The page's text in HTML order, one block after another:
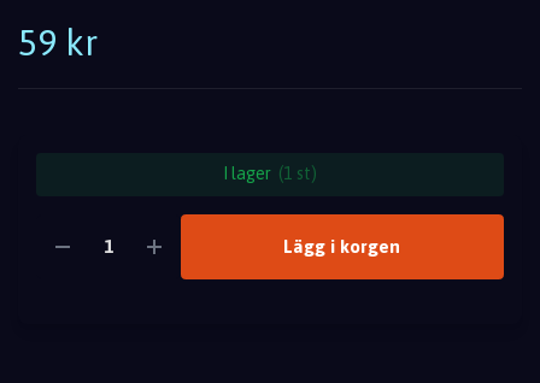
59 kr
I lager (1 st)
Lägg i korgen